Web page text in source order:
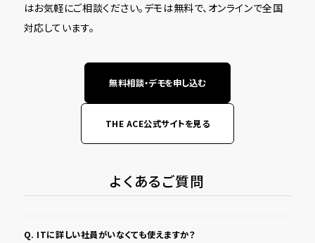
はお気軽にご相談ください。デモは無料で、オンラインで全国
対応しています。
無料相談・デモを申し込む
THE ACE公式サイトを見る
よくあるご質問
ITに詳しい社員がいなくても使えますか？